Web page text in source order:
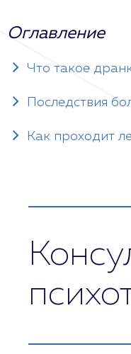
Оглавление
Что такое
Последствия
Как проходит